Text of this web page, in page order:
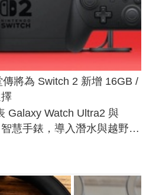
將為 Switch 2 新增 16GB /
Galaxy Watch Ultra2 與
慧手錶，導入潛水與越野跑